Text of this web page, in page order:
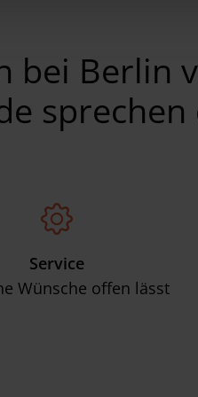
bei Berlin
Service
Wünsche offen lässt